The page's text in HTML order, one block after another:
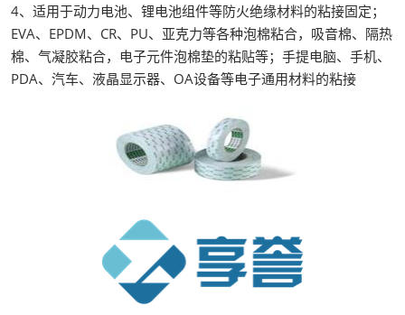
4、适用于动力电池、锂电池组件等防火绝缘材料的粘接固定；
EVA、EPDM、CR、PU、亚克力等各种泡棉粘合，吸音棉、隔热
棉、气凝胶粘合，电子元件泡棉垫的粘贴等；手提电脑、手机、
PDA、汽车、液晶显示器、OA设备等电子通用材料的粘接